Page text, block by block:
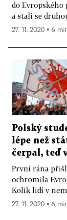
do
a stali se
27. 11. 2020 ▪ 6
Polský
lépe než
čerpal, teď
První rána
ochromila
Kolik lidí v
27. 11. 2020 ▪ 6